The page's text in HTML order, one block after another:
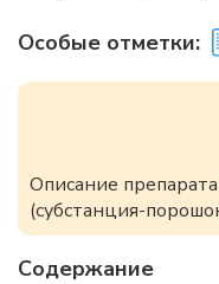
Особые отметки:
Описание препарата
(субстанция-
Содержание